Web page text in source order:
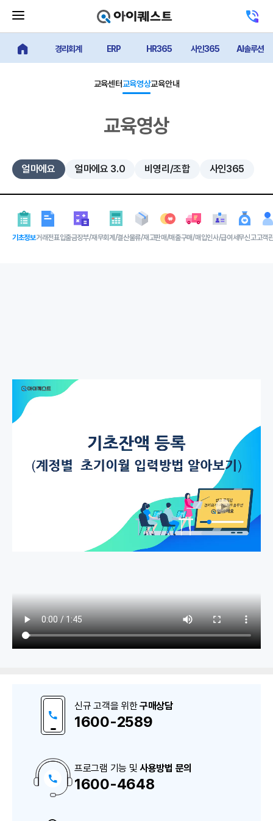
기
버
튼
센
터
얼마에요 메인경리회계 ERP HR365 사인365 AI솔루션
교육센터교육영상교육안내
교육영상
얼마에요 얼마에요 3.0 비영리/조합 사인365
기초정보거래전표입출금장부/재무회계/결산물류/재고판매/매출구매/매입인사/급여 세무신고고객
거래처
• 거래처 등록(기본정보)
• 거래처 등록(추가정보)
• 거래처 엑셀 가져오기/내보내기
구
매
신규 고객을 위한구매상담
1600-2589
프로그램 기능 및 사용방법 문의
1600-4648